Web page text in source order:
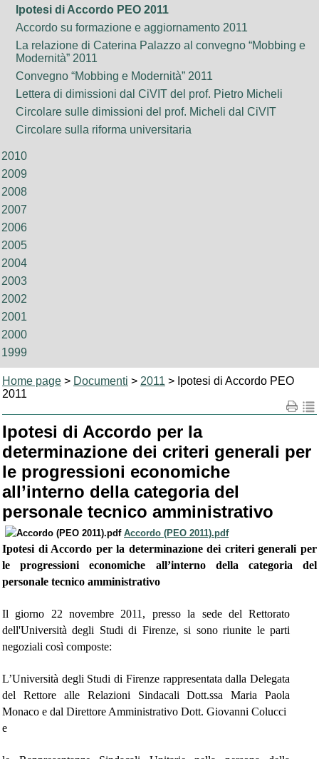
Ipotesi di Accordo PEO 2011
Accordo su formazione e aggiornamento 2011
La relazione di Caterina Palazzo al convegno “Mobbing e
Modernità” 2011
Convegno “Mobbing e Modernità” 2011
Lettera di dimissioni dal CiVIT del prof. Pietro Micheli
Circolare sulle dimissioni del prof. Micheli dal CiVIT
Circolare sulla riforma universitaria
2010
2009
2008
2007
2006
2005
2004
2003
2002
2001
2000
1999
Home page > Documenti > 2011 > Ipotesi di Accordo PEO
2011
Ipotesi di Accordo per la
determinazione dei criteri generali per
le progressioni economiche
all’interno della categoria del
personale tecnico amministrativo
Accordo (PEO 2011).pdf
Ipotesi di Accordo per la determinazione dei criteri generali per
le progressioni economiche all’interno della categoria del
personale tecnico amministrativo
Il giorno 22 novembre 2011, presso la sede del Rettorato
dell'Università degli Studi di Firenze, si sono riunite le parti
negoziali così composte:
L’Università degli Studi di Firenze rappresentata dalla Delegata
del Rettore alle Relazioni Sindacali Dott.ssa Maria Paola
Monaco e dal Direttore Amministrativo Dott. Giovanni Colucci
e